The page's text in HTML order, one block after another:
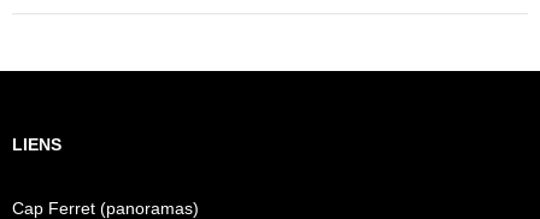
LIENS
Cap Ferret (panoramas)